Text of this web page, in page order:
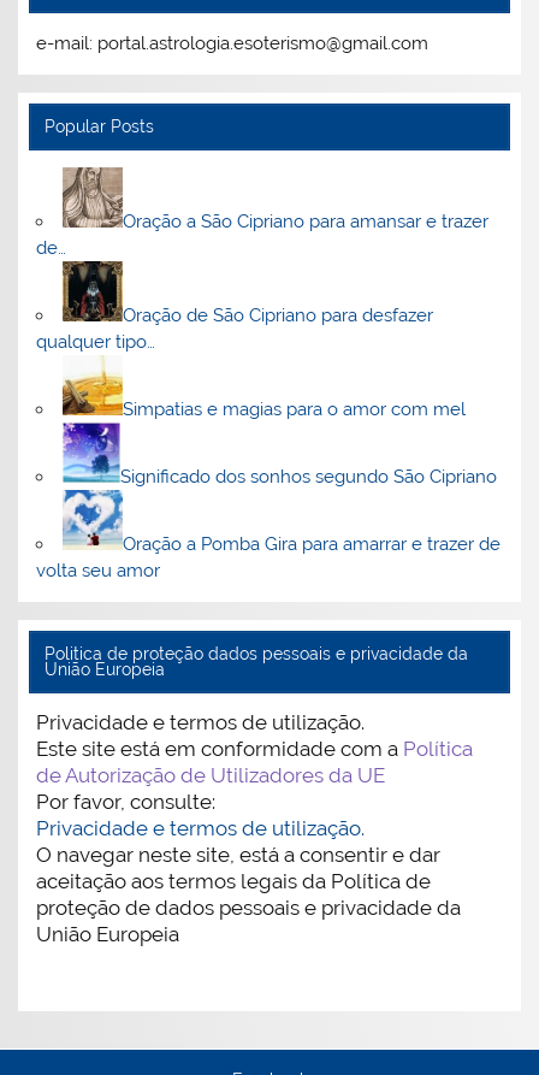
e-mail: portal.astrologia.esoterismo@gmail.com
Popular Posts
Oração a São Cipriano para amansar e trazer
de…
Oração de São Cipriano para desfazer
qualquer tipo…
Simpatias e magias para o amor com mel
Significado dos sonhos segundo São Cipriano
Oração a Pomba Gira para amarrar e trazer de
volta seu amor
Politica de proteção dados pessoais e privacidade da
União Europeia
Privacidade e termos de utilização.
Este site está em conformidade com a Política
de Autorização de Utilizadores da UE
Por favor, consulte:
Privacidade e termos de utilização.
O navegar neste site, está a consentir e dar
aceitação aos termos legais da Política de
proteção de dados pessoais e privacidade da
União Europeia